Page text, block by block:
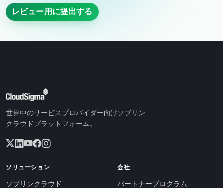
レビュー用に提出する
世界中のサービスプロバイダー向けソブリン
クラウドプラットフォーム。
ソリューション
ソブリンクラウド
会社
パートナープログラム